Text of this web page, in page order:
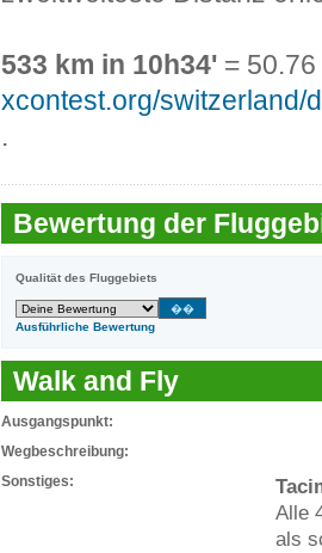
533 km in 10h34' =
xcontest.org/switzerland/
.
Bewertung der
Qualität des Fluggebiets
Ausführliche Bewertung
Walk and Fly
Ausgangspunkt:
Wegbeschreibung:
Sonstiges:
Alle
als